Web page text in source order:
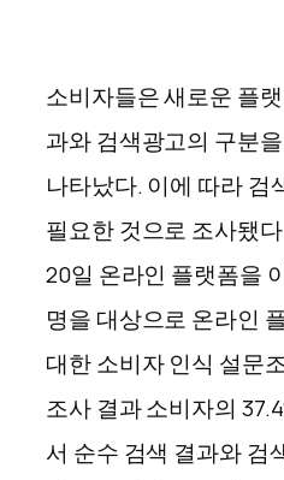
소비자들은 새로운 플
과와 검색광고의 구분
나타났다. 이에 따라 검
필요한 것으로 조사됐
20일 온라인 플랫폼을
명을 대상으로 온라인
대한 소비자 인식 설문
조사 결과 소비자의
서 순수 검색 결과와 검